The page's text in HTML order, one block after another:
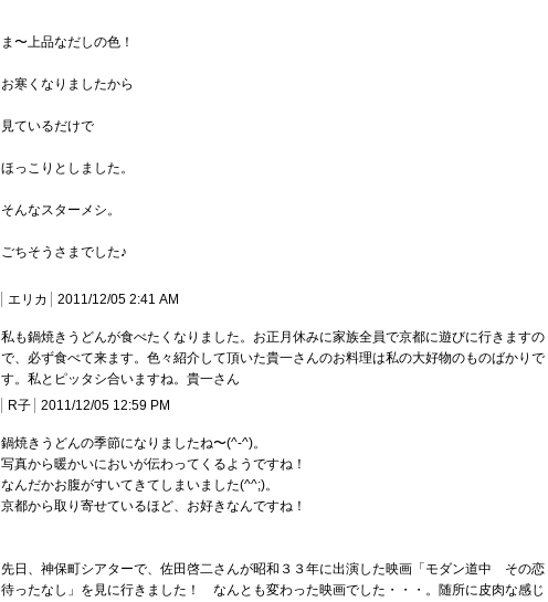
ま〜上品なだしの色！
お寒くなりましたから
見ているだけで
ほっこりとしました。
そんなスターメシ。
ごちそうさまでした♪
エリカ 2011/12/05 2:41 AM
私も鍋焼きうどんが食べたくなりました。お正月休みに家族全員で京都に遊びに行きますの
で、必ず食べて来ます。色々紹介して頂いた貴一さんのお料理は私の大好物のものばかりで
す。私とピッタシ合いますね。貴一さん
R子
2011/12/05 12:59 PM
鍋焼きうどんの季節になりましたね〜(^-^)。
写真から暖かいにおいが伝わってくるようですね！
なんだかお腹がすいてきてしまいました(^^;)。
京都から取り寄せているほど、お好きなんですね！
先日、神保町シアターで、佐田啓二さんが昭和３３年に出演した映画「モダン道中 その恋
待ったなし」を見に行きました！ なんとも変わった映画でした・・・。随所に皮肉な感じ